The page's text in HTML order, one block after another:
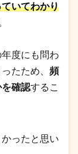
いてわかり
度にも問わ
たため、 頻
確認するこ
ったと思い